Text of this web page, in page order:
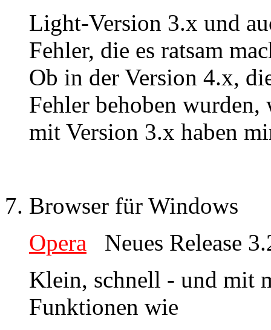
Light-Version 3.x und
Fehler, die es ratsam
Ob in der Version 4.x,
Fehler behoben
mit Version 3.x haben
Browser für Windows
Opera Neues Release
Klein, schnell - und mit
Funktionen wie